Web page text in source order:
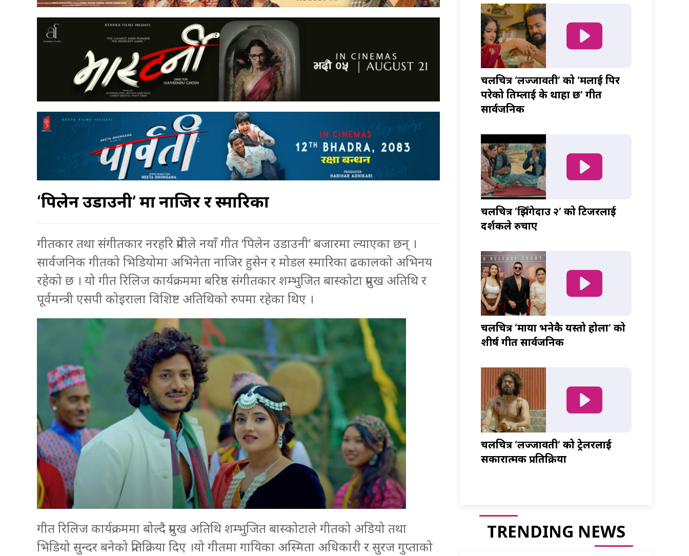
‘पिलेन उडाउनी’ मा नाजिर र स्मारिका
गीतकार तथा संगीतकार नरहरि प्रेमीले नयाँ गीत ‘पिलेन उडाउनी’ बजारमा ल्याएका छन् ।
सार्वजनिक गीतको भिडियोमा अभिनेता नाजिर हुसेन र मोडल स्मारिका ढकालको अभिनय
रहेको छ । यो गीत रिलिज कार्यक्रममा बरिष्ठ संगीतकार शम्भुजित बास्कोटा प्रमुख अतिथि र
पूर्वमन्त्री एसपी कोइराला विशिष्ट अतिथिको रुपमा रहेका थिए ।
गीत रिलिज कार्यक्रममा बोल्दै प्रमुख अतिथि शम्भुजित बास्कोटाले गीतको अडियो तथा
भिडियो सुन्दर बनेको प्रतिक्रिया दिए ।यो गीतमा गायिका अस्मिता अधिकारी र सुरज गुप्ताको
चलचित्र ‘लज्जावती’ को ‘मलाई पिर
परेको तिम्लाई के थाहा छ’ गीत
सार्वजनिक
चलचित्र ‘झिँगेदाउ २’ को टिजरलाई
दर्शकले रुचाए
चलचित्र ‘माया भनेकै यस्तो होला’ को
शीर्ष गीत सार्वजनिक
चलचित्र ‘लज्जावती’ को ट्रेलरलाई
सकारात्मक प्रतिक्रिया
TRENDING NEWS